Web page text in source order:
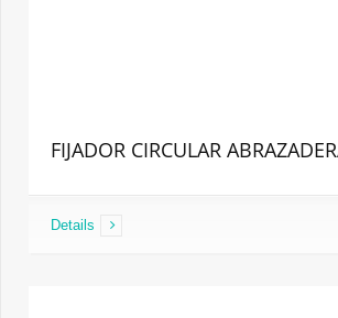
FIJADOR CIRCULAR
Details